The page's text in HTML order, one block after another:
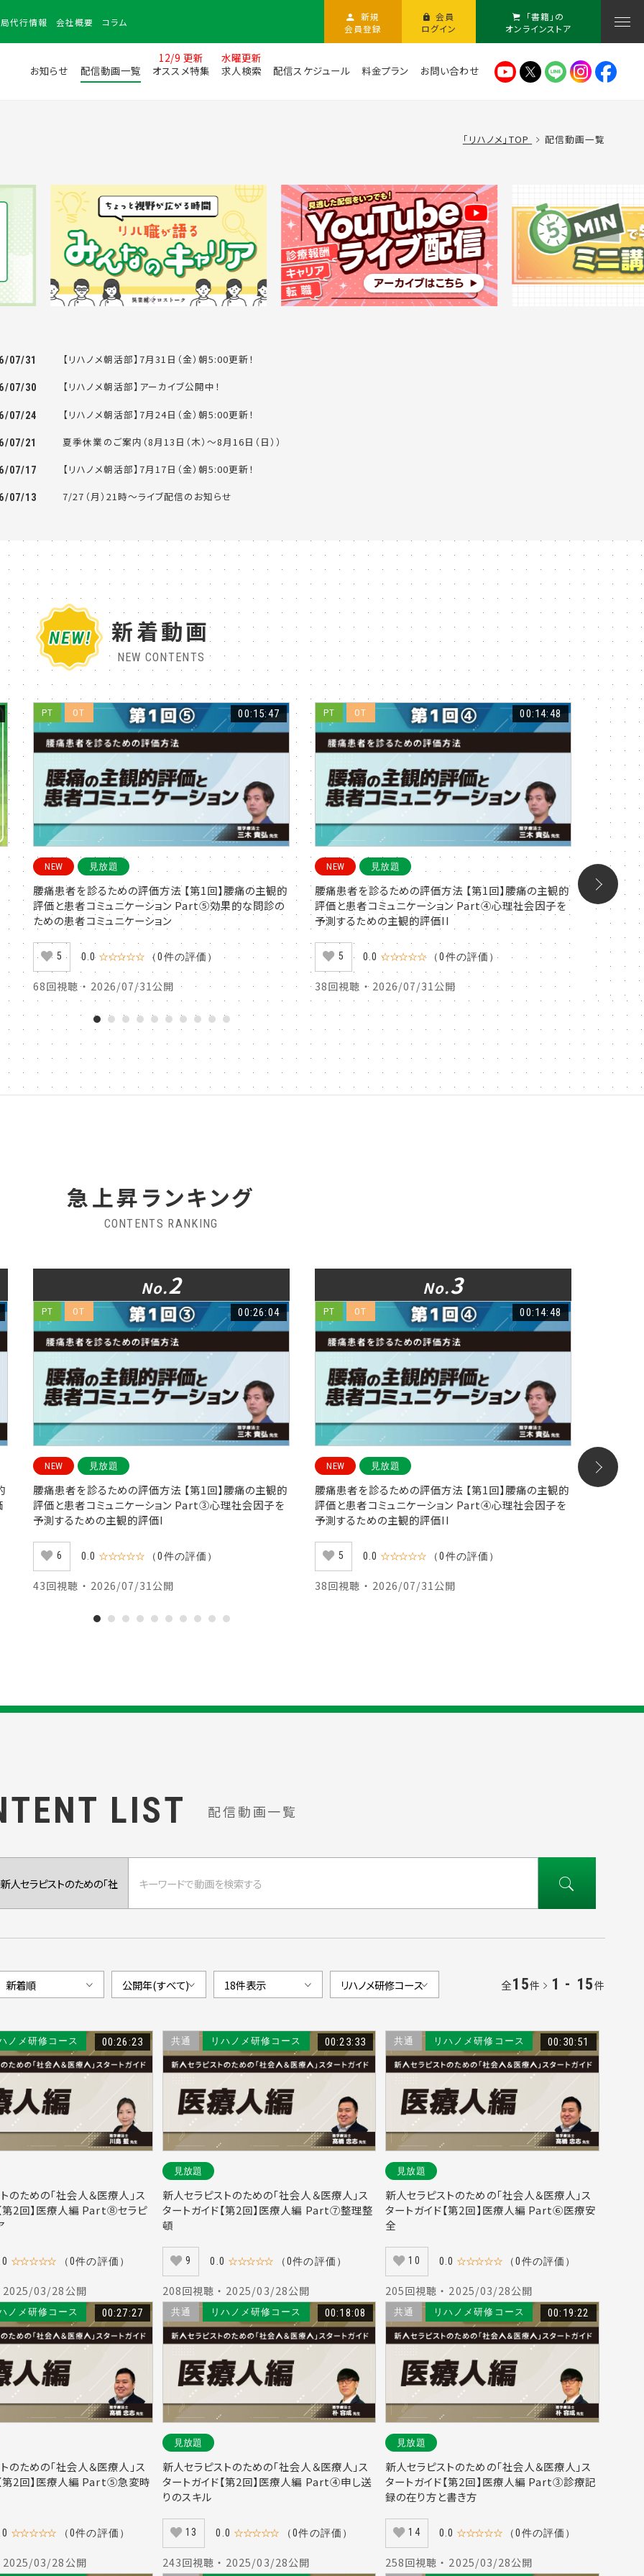
代行情報 会社概要 コラム
新規
会員登録
会員
ログイン
「書籍」の
オンラインストア
お知らせ 配信動画一覧
12/9 更新
オススメ特集
水曜更新
求人検索
配信スケジュール 料金プラン お問い合わせ
「リハノメ」TOP 配信動画一覧
07/31 【リハノメ朝活部】7月31日（金）朝5:00更新！
07/30 【リハノメ朝活部】アーカイブ公開中！
07/24 【リハノメ朝活部】7月24日（金）朝5:00更新！
07/21 夏季休業のご案内（8月13日（木）～8月16日（日））
07/17 【リハノメ朝活部】7月17日（金）朝5:00更新！
07/13 7/27（月）21時～ライブ配信のお知らせ
新着動画
NEW CONTENTS
PT OT 00:15:47
NEW 見放題
腰痛患者を診るための評価方法 【第1回】腰痛の主観的
評価と患者コミュニケーション Part⑤効果的な問診の
ための患者コミュニケーション
5 0.0 ☆☆☆☆☆ （0件の評価）
68回視聴 ・ 2026/07/31公開
PT OT 00:14:48
NEW 見放題
腰痛患者を診るための評価方法 【第1回】腰痛の主観的
評価と患者コミュニケーション Part④心理社会因子を
予測するための主観的評価II
5 0.0 ☆☆☆☆☆ （0件の評価）
38回視聴 ・ 2026/07/31公開
NEW
腰痛患者
評価と患
予測す
急上昇ランキング
CONTENTS RANKING
No.2
PT OT 00:26:04
NEW 見放題
腰痛患者を診るための評価方法 【第1回】腰痛の主観的
評価と患者コミュニケーション Part③心理社会因子を
予測するための主観的評価I
6 0.0 ☆☆☆☆☆ （0件の評価）
43回視聴 ・ 2026/07/31公開
No.3
PT OT 00:14:48
NEW 見放題
腰痛患者を診るための評価方法 【第1回】腰痛の主観的
評価と患者コミュニケーション Part④心理社会因子を
予測するための主観的評価II
5 0.0 ☆☆☆☆☆ （0件の評価）
38回視聴 ・ 2026/07/31公開
NEW
神経心理
LIST 配信動画一覧
全15件 1 - 15件
ノメ研修コース 00:26:23
のための「社会人＆医療人」ス
第2回】医療人編 Part⑧セラピ
☆☆☆☆☆ （0件の評価）
2025/03/28公開
共通 リハノメ研修コース 00:23:33
見放題
新人セラピストのための「社会人＆医療人」ス
タートガイド【第2回】医療人編 Part⑦整理整
頓
9 0.0 ☆☆☆☆☆ （0件の評価）
208回視聴 ・ 2025/03/28公開
共通 リハノメ研修コース 00:30:51
見放題
新人セラピストのための「社会人＆医療人」ス
タートガイド【第2回】医療人編 Part⑥医療安
全
10 0.0 ☆☆☆☆☆ （0件の評価）
205回視聴 ・ 2025/03/28公開
ノメ研修コース 00:27:27
のための「社会人＆医療人」ス
第2回】医療人編 Part⑤急変時
☆☆☆☆☆ （0件の評価）
2025/03/28公開
共通 リハノメ研修コース 00:18:08
見放題
新人セラピストのための「社会人＆医療人」ス
タートガイド【第2回】医療人編 Part④申し送
りのスキル
13 0.0 ☆☆☆☆☆ （0件の評価）
243回視聴 ・ 2025/03/28公開
共通 リハノメ研修コース 00:19:22
見放題
新人セラピストのための「社会人＆医療人」ス
タートガイド【第2回】医療人編 Part③診療記
録の在り方と書き方
14 0.0 ☆☆☆☆☆ （0件の評価）
258回視聴 ・ 2025/03/28公開